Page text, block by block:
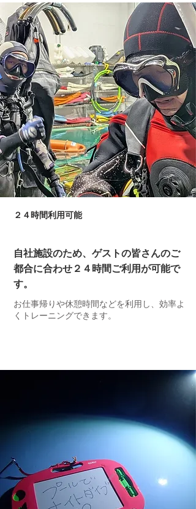
２４時間利用可能
自社施設のため、ゲストの皆さんのご
都合に合わせ２４時間ご利用が可能で
す。
​お仕事帰りや休憩時間などを利用し、効率よ
くトレーニングできます。